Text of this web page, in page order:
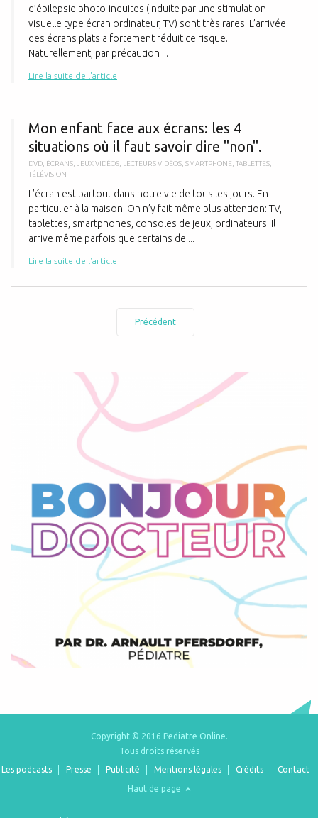
d’épilepsie photo-induites (induite par une stimulation
visuelle type écran ordinateur, TV) sont très rares. L’arrivée
des écrans plats a fortement réduit ce risque.
Naturellement, par précaution ...
Lire la suite de l'article
Mon enfant face aux écrans: les 4
situations où il faut savoir dire "non".
DVD ÉCRANS JEUX VIDÉOS LECTEURS VIDÉOS SMARTPHONE TABLETTES
TÉLÉVISION
L’écran est partout dans notre vie de tous les jours. En
particulier à la maison. On n’y fait même plus attention: TV,
tablettes, smartphones, consoles de jeux, ordinateurs. Il
arrive même parfois que certains de ...
Lire la suite de l'article
Précédent
Copyright © 2016 Pediatre Online.
Tous droits réservés
Les podcasts
Presse Publicité Mentions légales Crédits Contact
Haut de page